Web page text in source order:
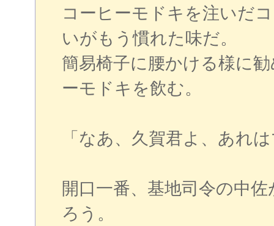
コーヒーモドキを注いだ
いがもう慣れた味だ。
簡易椅子に腰かける様に
ーモドキを飲む。
「なあ、久賀君よ、あれ
開口一番、基地司令の中
ろう。